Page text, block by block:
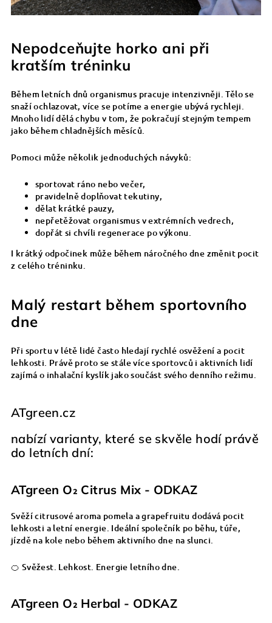
Nepodceňujte horko ani při
kratším tréninku
Během letních dnů organismus pracuje intenzivněji. Tělo se
snaží ochlazovat, více se potíme a energie ubývá rychleji.
Mnoho lidí dělá chybu v tom, že pokračují stejným tempem
jako během chladnějších měsíců.
Pomoci může několik jednoduchých návyků:
sportovat ráno nebo večer,
pravidelně doplňovat tekutiny,
dělat krátké pauzy,
nepřetěžovat organismus v extrémních vedrech,
dopřát si chvíli regenerace po výkonu.
I krátký odpočinek může během náročného dne změnit pocit
z celého tréninku.
Malý restart během sportovního
dne
Při sportu v létě lidé často hledají rychlé osvěžení a pocit
lehkosti. Právě proto se stále více sportovců i aktivních lidí
zajímá o inhalační kyslík jako součást svého denního režimu.
ATgreen.cz
nabízí varianty, které se skvěle hodí právě
do letních dní:
ATgreen O₂ Citrus Mix - ODKAZ
Svěží citrusové aroma pomela a grapefruitu dodává pocit
lehkosti a letní energie. Ideální společník po běhu, túře,
jízdě na kole nebo během aktivního dne na slunci.
🍊 Svěžest. Lehkost. Energie letního dne.
ATgreen O₂ Herbal - ODKAZ